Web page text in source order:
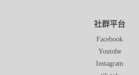
社群平台
Facebook
Youtobe
Instagram